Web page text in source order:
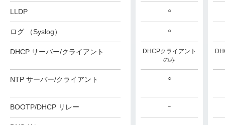
LLDP
ログ （Syslog）
DHCP サーバー/クライアント
NTP サーバー/クライアント
BOOTP/DHCP リレー
○
○
クライアント
○
－
DHCPクライアント
○
○
○
DHCPクライアント
のみ
○
－